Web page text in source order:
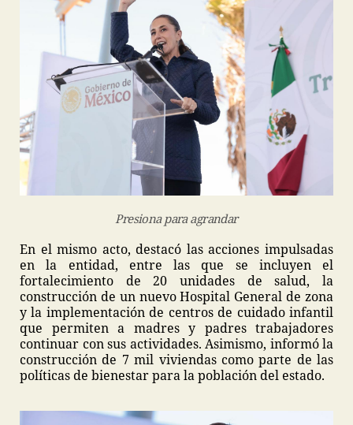
Presiona para agrandar
En el mismo acto, destacó las acciones impulsadas
en la entidad, entre las que se incluyen el
fortalecimiento de 20 unidades de salud, la
construcción de un nuevo Hospital General de zona
y la implementación de centros de cuidado infantil
que permiten a madres y padres trabajadores
continuar con sus actividades. Asimismo, informó la
construcción de 7 mil viviendas como parte de las
políticas de bienestar para la población del estado.